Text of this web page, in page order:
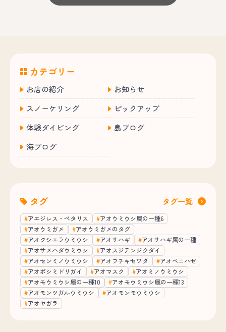
カテゴリー
お店の紹介
お知らせ
スノーケリング
ピックアップ
体験ダイビング
島ブログ
海ブログ
タグ タグ一覧
アエジレス・ペタリス
アオウミウシ属の一種6
アオウミガメ
アオウミガメのタグ
アオクシエラウミウシ
アオサハギ
アオサハギ属の一種
アオサメハダウミウシ
アオスジテンジクダイ
アオセンミノウミウシ
アオフチキセワタ
アオベニハゼ
アオボシミドリガイ
アオマスク
アオミノウミウシ
アオモウミウシ属の一種10
アオモウミウシ属の一種13
アオモンツガルウミウシ
アオモンモウミウシ
アオヤガラ